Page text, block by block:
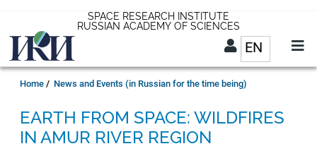
main
content
SPACE RESEARCH INSTITUTE
RUSSIAN ACADEMY OF SCIENCES
ENList
EN
Breadcrumb
Home News and Events (in Russian for the time being)
EARTH FROM SPACE: WILDFIRES
IN AMUR RIVER REGION